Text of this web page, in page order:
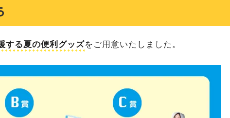
する夏の便利グッズをご用意いたしました。